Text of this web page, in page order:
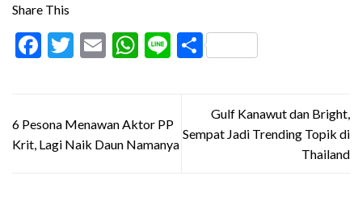
Share This
Facebook
Twitter
EmailWhatsApp
LineShare
6 Pesona Menawan Aktor PP
Krit, Lagi Naik Daun Namanya
Gulf Kanawut dan Bright,
Sempat Jadi Trending Topik di
Thailand